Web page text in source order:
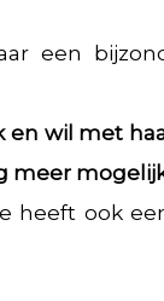
een
en wil met
meer
heeft ook